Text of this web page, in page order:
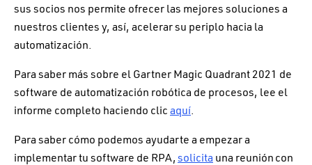
sus socios nos permite ofrecer las mejores soluciones a
nuestros clientes y, así, acelerar su periplo hacia la
automatización.
Para saber más sobre el Gartner Magic Quadrant 2021 de
software de automatización robótica de procesos, lee el
informe completo haciendo clicaquí
Para saber cómo podemos ayudarte a empezar a
implementar tu software de RPA,solicita una reunión con